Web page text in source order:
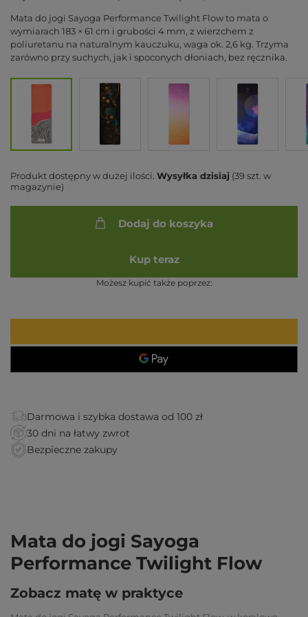
Mata do jogi Sayoga Performance Twilight Flow to mata o
wymiarach 183 × 61 cm i grubości 4 mm, z wierzchem z
poliuretanu na naturalnym kauczuku, waga ok. 2,6 kg. Trzyma
zarówno przy suchych, jak i spoconych dłoniach, bez ręcznika.
Produkt dostępny w dużej ilości Wysyłka dzisiaj (39 szt. w
magazynie)
Dodaj do koszyka
Kup teraz
Możesz kupić także poprzez:
Darmowa i szybka dostawa od 100 zł
30 dni na łatwy zwrot
Bezpieczne zakupy
Mata do jogi Sayoga
Performance Twilight Flow
Zobacz matę w praktyce